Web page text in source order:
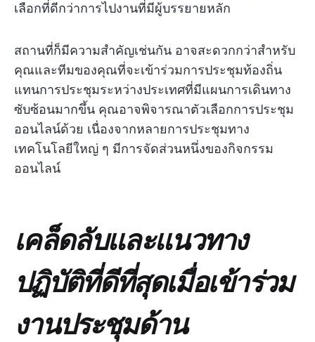
เลือกที่ดีกว่าการไปงานที่มีผู้บรรยายหลัก
สถานที่ก็มีความสำคัญเช่นกัน อาจสะดวกกว่าสำหรับ
คุณและทีมของคุณที่จะเข้าร่วมการประชุมท้องถิ่น
แทนการประชุมระหว่างประเทศที่มีแผนการเดินทาง
ซับซ้อนมากขึ้น คุณอาจพิจารณาตัวเลือกการประชุม
ออนไลน์ด้วย เนื่องจากหลายการประชุมทาง
เทคโนโลยีใหญ่ ๆ มีการจัดส่วนหนึ่งของกิจกรรม
ออนไลน์
เคล็ดลับและแนวทาง
ปฏิบัติที่ดีที่สุดเมื่อเข้าร่วม
งานประชุมด้าน